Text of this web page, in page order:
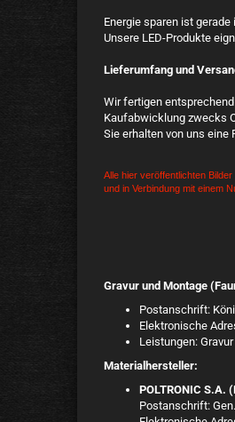
Energie sparen ist
Unsere LED-Produkte
Lieferumfang und
Wir fertigen
Kaufabwicklung zwecks
Sie erhalten von uns
Alle hier veröffentlichten
und in Verbindung mit einem
Gravur und Montage
Postanschrift:
Elektronische
Leistungen:
Materialhersteller:
POLTRONIC S.A.
Postanschrift: